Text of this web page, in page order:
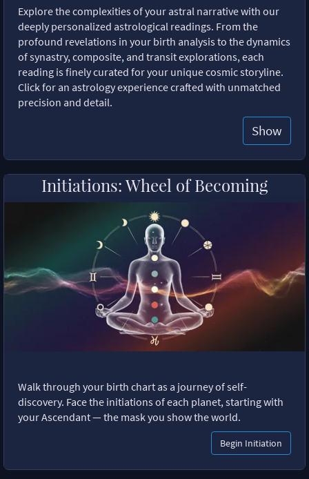
Explore the complexities of your astral narrative with our
deeply personalized astrological readings. From the
profound revelations in your birth analysis to the dynamics
of synastry, composite, and transit explorations, each
reading is finely curated for your unique cosmic storyline.
Click for an astrology experience crafted with unmatched
precision and detail.
Show
Initiations: Wheel of Becoming
Walk through your birth chart as a journey of self-
discovery. Face the initiations of each planet, starting with
your Ascendant — the mask you show the world.
Begin Initiation